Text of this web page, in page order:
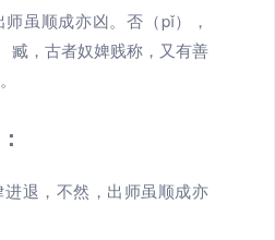
虽顺成亦凶。否（pǐ），
臧，古者奴婢贱称，又有善
退，不然，出师虽顺成亦